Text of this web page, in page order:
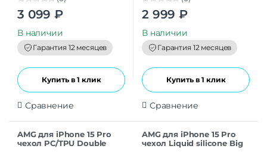
0
o
t
o
f
5
3 099 ₽
В наличии
Гарантия 12 месяцев
Купить в 1 клик
Сравнение
0
o
t
o
f
5
2 999 ₽
В наличии
Гарантия 12 месяцев
Купить в 1 клик
Сравнение
AMG для iPhone 15 Pro
чехол PC/TPU Double
AMG для iPhone 15 Pro
чехол Liquid silicone Big